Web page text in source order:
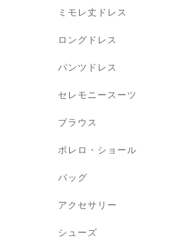
ミモレ丈ドレス
ロングドレス
パンツドレス
セレモニースーツ
ブラウス
ボレロ・ショール
バッグ
アクセサリー
シューズ